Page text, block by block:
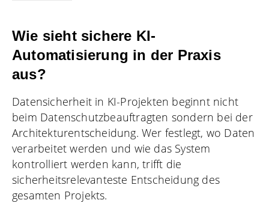
Wie sieht sichere KI-
Automatisierung in der Praxis
aus?
Datensicherheit in KI-Projekten beginnt nicht
beim Datenschutzbeauftragten sondern bei der
Architekturentscheidung. Wer festlegt, wo Daten
verarbeitet werden und wie das System
kontrolliert werden kann, trifft die
sicherheitsrelevanteste Entscheidung des
gesamten Projekts.